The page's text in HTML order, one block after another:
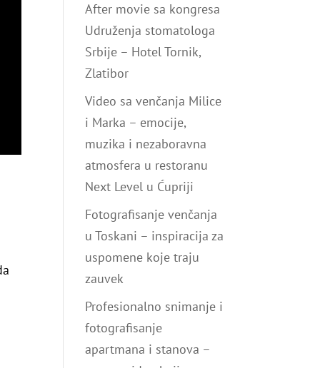
After movie sa kongresa
Udruženja stomatologa
Srbije – Hotel Tornik,
Zlatibor
Video sa venčanja Milice
i Marka – emocije,
muzika i nezaboravna
atmosfera u restoranu
Next Level u Ćupriji
Fotografisanje venčanja
u Toskani – inspiracija za
uspomene koje traju
zauvek
Profesionalno snimanje i
fotografisanje
apartmana i stanova –